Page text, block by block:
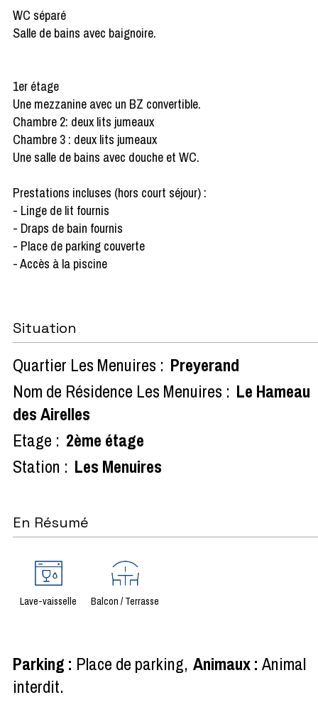
WC séparé
Salle de bains avec baignoire.
1er étage
Une mezzanine avec un BZ convertible.
Chambre 2: deux lits jumeaux
Chambre 3 : deux lits jumeaux
Une salle de bains avec douche et WC.
Prestations incluses (hors court séjour) :
- Linge de lit fournis
- Draps de bain fournis
- Place de parking couverte
- Accès à la piscine
Situation
Quartier Les Menuires : Preyerand
Nom de Résidence Les Menuires : Le Hameau
des Airelles
Etage : 2ème étage
Station : Les Menuires
En Résumé
Lave-vaisselle Balcon / Terrasse
Parking : Place de parking Animaux: Animal
interdit